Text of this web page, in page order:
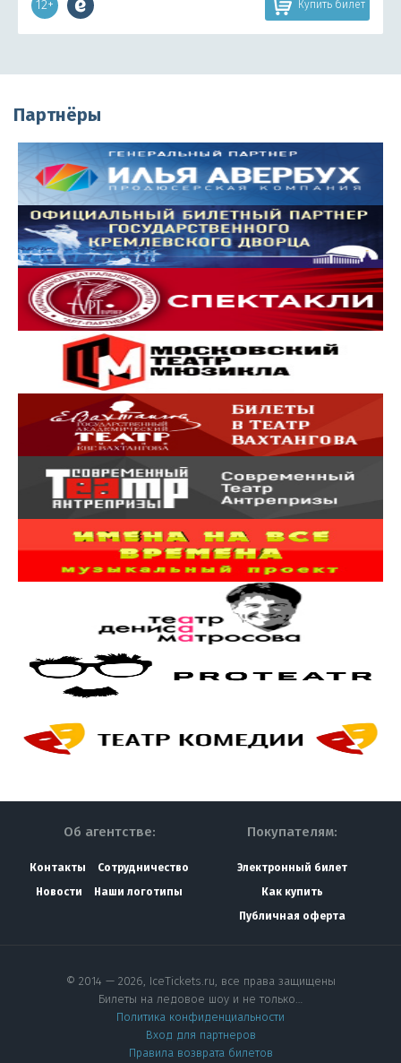
12+ Купить билет
Партнёры
Об агентстве:
Контакты
Сотрудничество
Новости
Наши логотипы
Покупателям:
Электронный билет
Как купить
Публичная оферта
© 2014 — 2026, IceTickets.ru, все права защищены
Билеты на ледовое шоу и не только…
Политика конфиденциальности
Вход для партнеров
Правила возврата билетов